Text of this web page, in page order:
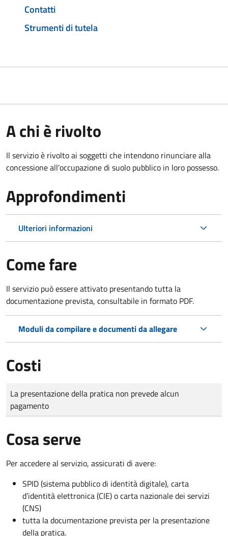
Contatti
Strumenti di tutela
A chi è rivolto
Il servizio è rivolto ai soggetti che intendono rinunciare alla
concessione all'occupazione di suolo pubblico in loro possesso.
Approfondimenti
Ulteriori informazioni
Come fare
Il servizio può essere attivato presentando tutta la
documentazione prevista, consultabile in formato PDF.
Moduli da compilare e documenti da allegare
Costi
Tipo di pagamento
Importo
La presentazione della pratica non prevede alcun
pagamento
Cosa serve
Per accedere al servizio, assicurati di avere:
SPID (sistema pubblico di identità digitale), carta
d’identità elettronica (CIE) o carta nazionale dei servizi
(CNS)
tutta la documentazione prevista per la presentazione
della pratica.